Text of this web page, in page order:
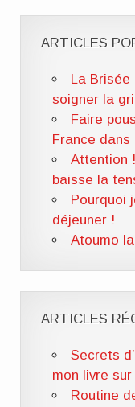
ARTICLES
La Brisée
soigner la
Faire
France dans
Attention
baisse la
Pourquoi
déjeuner !
Atoumo
ARTICLES
Secrets
mon livre
Routine